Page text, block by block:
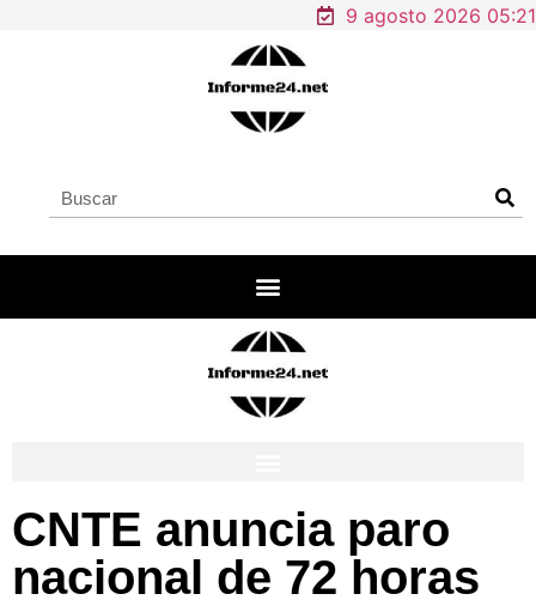
9 agosto 2026 05:21
CNTE anuncia paro
nacional de 72 horas